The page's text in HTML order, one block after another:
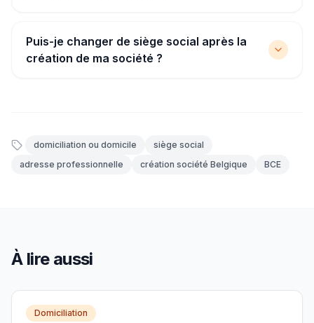
Puis-je changer de siège social après la
création de ma société ?
domiciliation ou domicile
siège social
adresse professionnelle
création société Belgique BCE
À lire aussi
Domiciliation